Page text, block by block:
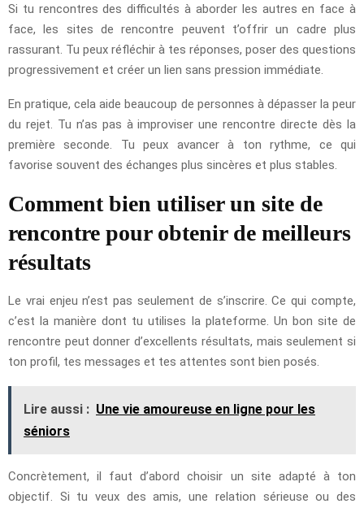
Si tu rencontres des difficultés à aborder les autres en face à
face, les sites de rencontre peuvent t’offrir un cadre plus
rassurant. Tu peux réfléchir à tes réponses, poser des questions
progressivement et créer un lien sans pression immédiate.
En pratique, cela aide beaucoup de personnes à dépasser la peur
du rejet. Tu n’as pas à improviser une rencontre directe dès la
première seconde. Tu peux avancer à ton rythme, ce qui
favorise souvent des échanges plus sincères et plus stables.
Comment bien utiliser un site de
rencontre pour obtenir de meilleurs
résultats
Le vrai enjeu n’est pas seulement de s’inscrire. Ce qui compte,
c’est la manière dont tu utilises la plateforme. Un bon site de
rencontre peut donner d’excellents résultats, mais seulement si
ton profil, tes messages et tes attentes sont bien posés.
Lire aussi : Une vie amoureuse en ligne pour les
séniors
Concrètement, il faut d’abord choisir un site adapté à ton
objectif. Si tu veux des amis, une relation sérieuse ou des